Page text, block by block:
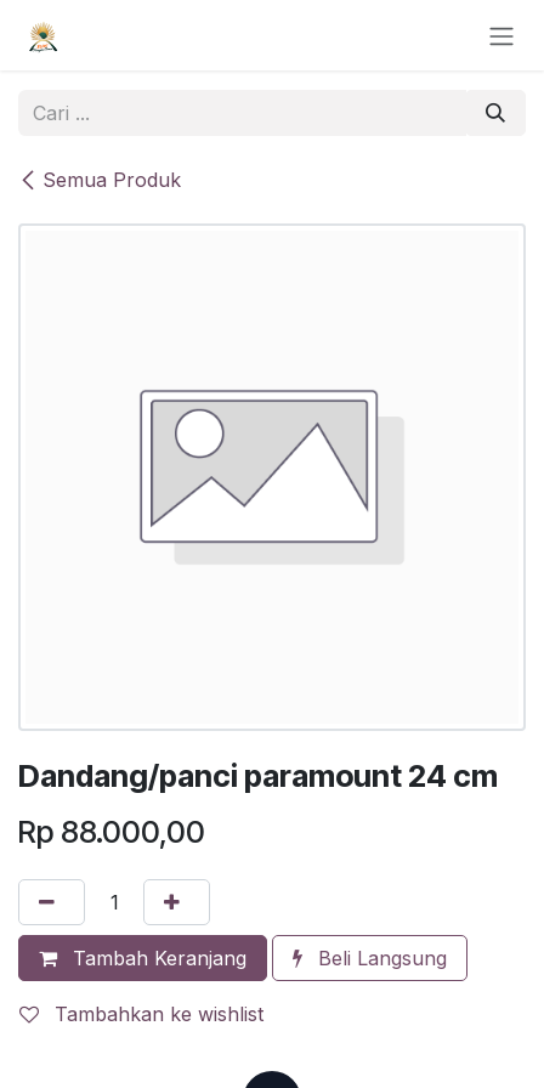
Semua Produk
Dandang/panci paramount 24 cm
Rp 88.000,00
Tambah Keranjang Beli Langsung
Tambahkan ke wishlist